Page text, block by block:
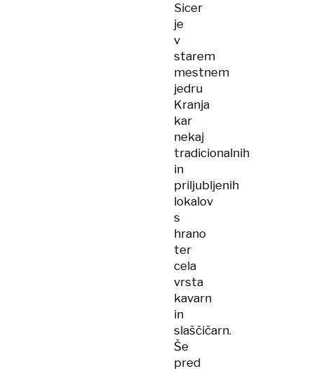
Sicer
je
v
starem
mestnem
jedru
Kranja
kar
nekaj
tradicionalnih
in
priljubljenih
lokalov
s
hrano
ter
cela
vrsta
kavarn
in
slaščičarn.
Še
pred